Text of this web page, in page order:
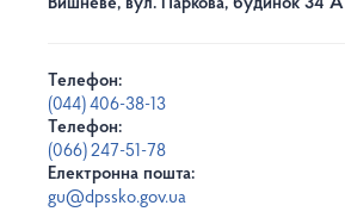
Вишневе, вул. Паркова, будинок 34 А
Телефон:
(044) 406-38-13
Телефон:
(066) 247-51-78
Електронна пошта:
gu@dpssko.gov.ua